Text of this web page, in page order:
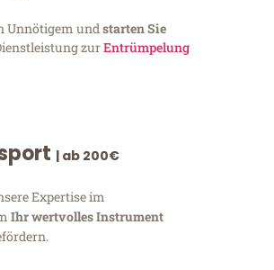
Unnötigem und starten Sie
zurEntrümpelung
| ab 200€
Expertise im
Ihr wertvolles Instrument